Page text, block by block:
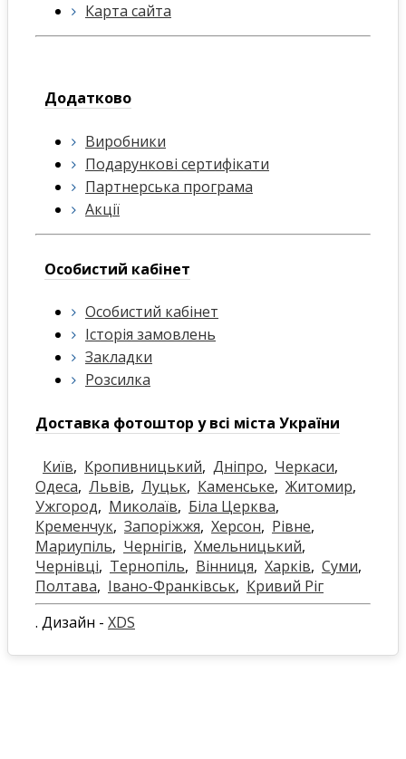
Карта сайта
Додатково
Виробники
Подарункові сертифікати
Партнерська програма
Акції
Особистий кабінет
Особистий кабінет
Історія замовлень
Закладки
Розсилка
Доставка фотоштор у всі міста України
Київ, Кропивницький, Дніпро, Черкаси,
Одеса, Львів, Луцьк, Каменське, Житомир,
Ужгород, Миколаїв, Біла Церква,
Кременчук, Запоріжжя, Херсон, Рівне,
Мариупіль, Чернігів, Хмельницький,
Чернівці, Тернопіль, Вінниця, Харків, Суми,
Полтава, Івано-Франківськ, Кривий Ріг
. Дизайн - XDS